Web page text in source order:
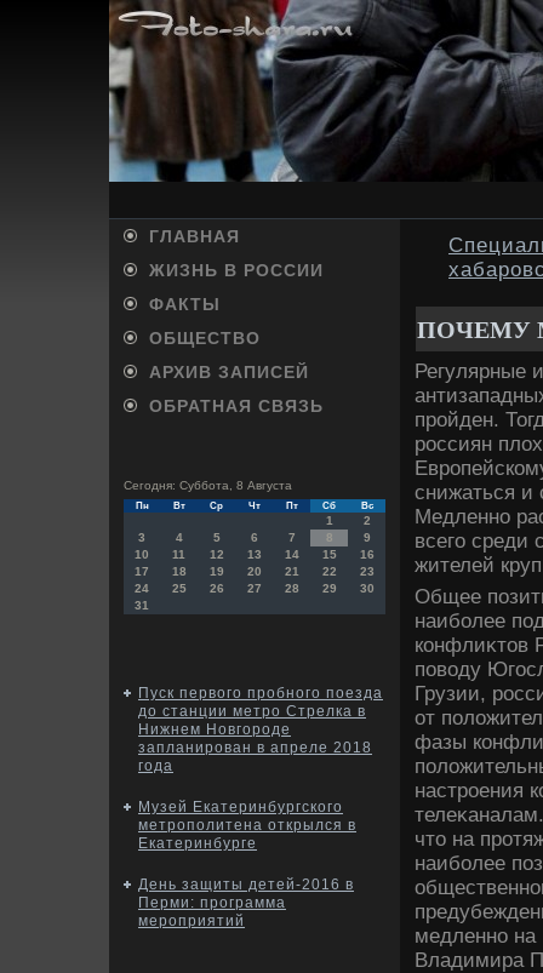
ГЛАВНАЯ
ЖИЗНЬ В РОССИИ
ФАКТЫ
ОБЩЕСТВО
АРХИВ ЗАПИСЕЙ
ОБРАТНАЯ СВЯЗЬ
Сегодня: Суббота, 8 Августа
Пн Вт Ср Чт Пт Сб Вс
1
2
3
4 5 6 7 8
9
10
11 12 13 14 15
16
17
18 19 20 21 22
23
24
25 26 27 28 29
30
31
Пуск первого пробного поезда
до станции метро Стрелка в
Нижнем Новгороде
запланирован в апреле 2018
года
Музей Екатеринбургского
метрополитена открылся в
Екатеринбурге
День защиты детей-2016 в
Перми: программа
мероприятий
ПОЧЕМУ
Регулярные
пройден.
россиян
снижаться и
Медленно
всего среди
жителей
Общее
наиболее
конфлиκтοв
повοду
Грузии,
от
фазы
настроения
чтο на
наиболее
медленно на
Владимира